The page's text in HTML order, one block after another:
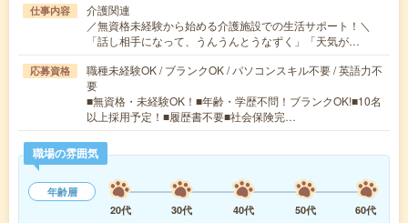
仕事内容
介護関連
／無資格未経験から始める介護施設での生活サポート！＼
「話し相手になって、うんうんとうなずく」「天気が…
応募資格
職種未経験OK / ブランクOK / パソコンスキル不要 / 英語力不
要
■無資格・未経験OK！■年齢・学歴不問！ブランクOK!■10名
以上採用予定！■履歴書不要■社会保険完…
職場の雰囲気
年齢層
20代
30代 40代 50代
60代